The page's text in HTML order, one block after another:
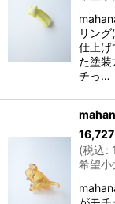
リン
仕上げ
た塗
チっ…
16,727
(税込:
希望小